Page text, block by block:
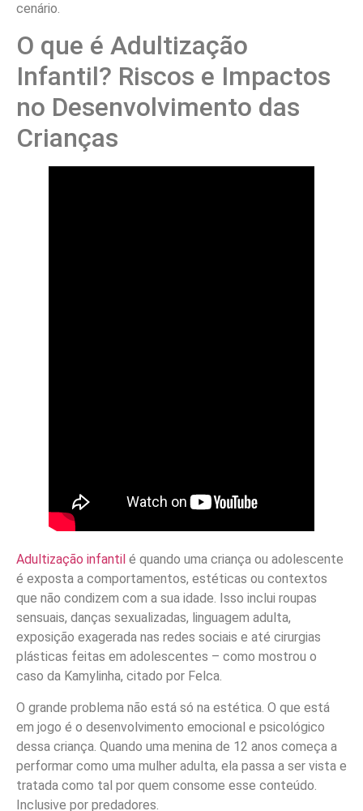
cenário.
O que é Adultização
Infantil? Riscos e Impactos
no Desenvolvimento das
Crianças
Adultização infantil é quando uma criança ou adolescente
é exposta a comportamentos, estéticas ou contextos
que não condizem com a sua idade. Isso inclui roupas
sensuais, danças sexualizadas, linguagem adulta,
exposição exagerada nas redes sociais e até cirurgias
plásticas feitas em adolescentes – como mostrou o
caso da Kamylinha, citado por Felca.
O grande problema não está só na estética. O que está
em jogo é o desenvolvimento emocional e psicológico
dessa criança. Quando uma menina de 12 anos começa a
performar como uma mulher adulta, ela passa a ser vista e
tratada como tal por quem consome esse conteúdo.
Inclusive por predadores.